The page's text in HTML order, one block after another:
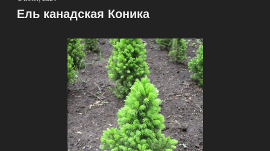
Ель канадская Коника​